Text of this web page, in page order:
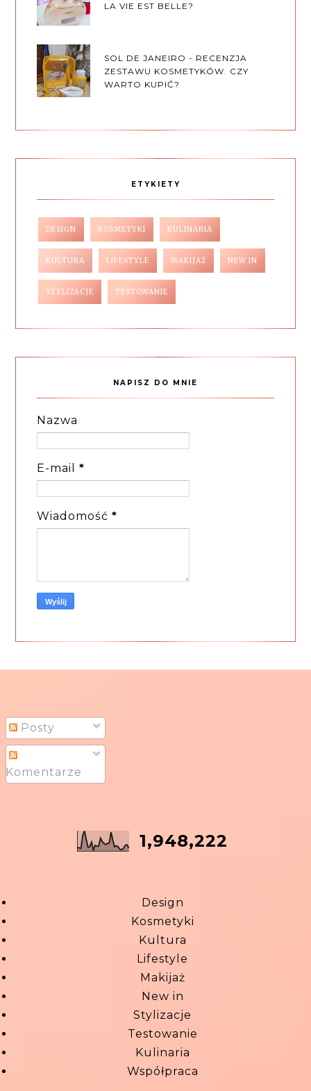
LA VIE EST BELLE?
SOL DE JANEIRO - RECENZJA
ZESTAWU KOSMETYKÓW. CZY
WARTO KUPIĆ?
ETYKIETY
DESIGN KOSMETYKI KULINARIA
KULTURA LIFESTYLE MAKIJAŻ NEW IN
STYLIZACJE TESTOWANIE
NAPISZ DO MNIE
Nazwa
E-mail*
Wiadomość*
Posty
Komentarze
1,948,222
Design
Kosmetyki
Kultura
Lifestyle
Makijaż
New in
Stylizacje
Testowanie
Kulinaria
Współpraca